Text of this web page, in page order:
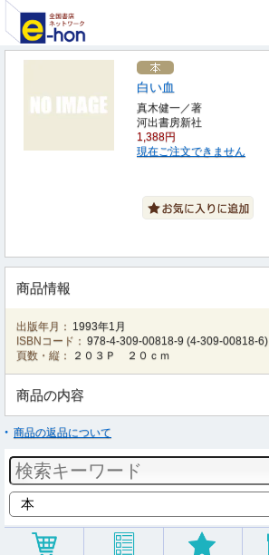
白い血
真木健一／著
河出書房新社
1,388円
現在ご注文できません
商品情報
出版年月： 1993年1月
ISBNコード： 978-4-309-00818-9 (4-309-00818-6)
頁数・縦：
２０３Ｐ ２０ｃｍ
商品の内容
商品の返品について